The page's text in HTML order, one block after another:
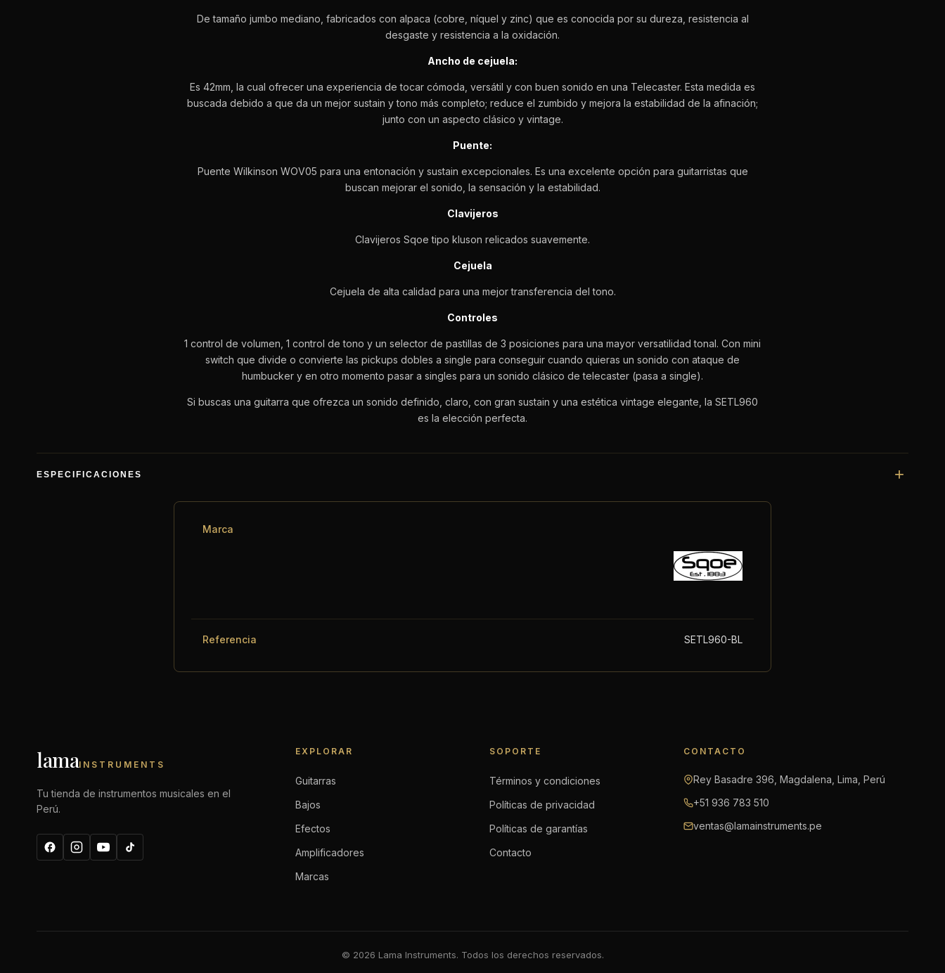
De tamaño jumbo mediano, fabricados con alpaca (cobre, níquel y zinc) que es conocida por su dureza, resistencia al
desgaste y resistencia a la oxidación.
Ancho de cejuela:
Es 42mm, la cual ofrecer una experiencia de tocar cómoda, versátil y con buen sonido en una Telecaster. Esta medida es
buscada debido a que da un mejor sustain y tono más completo; reduce el zumbido y mejora la estabilidad de la afinación;
junto con un aspecto clásico y vintage.
Puente:
Puente Wilkinson WOV05 para una entonación y sustain excepcionales. Es una excelente opción para guitarristas que
buscan mejorar el sonido, la sensación y la estabilidad.
Clavijeros
Clavijeros Sqoe tipo kluson relicados suavemente.
Cejuela
Cejuela de alta calidad para una mejor transferencia del tono.
Controles
1 control de volumen, 1 control de tono y un selector de pastillas de 3 posiciones para una mayor versatilidad tonal. Con mini
switch que divide o convierte las pickups dobles a single para conseguir cuando quieras un sonido con ataque de
humbucker y en otro momento pasar a singles para un sonido clásico de telecaster (pasa a single).
Si buscas una guitarra que ofrezca un sonido definido, claro, con gran sustain y una estética vintage elegante, la SETL960
es la elección perfecta.
ESPECIFICACIONES
Marca
Referencia SETL960-BL
lamaINSTRUMENTS
Tu tienda de instrumentos musicales en el
Perú.
EXPLORAR
Guitarras
Bajos
Efectos
Amplificadores
Marcas
SOPORTE
Términos y condiciones
Políticas de privacidad
Políticas de garantías
Contacto
CONTACTO
Rey Basadre 396, Magdalena, Lima, Perú
+51 936 783 510
ventas@lamainstruments.pe
© 2026 Lama Instruments. Todos los derechos reservados.